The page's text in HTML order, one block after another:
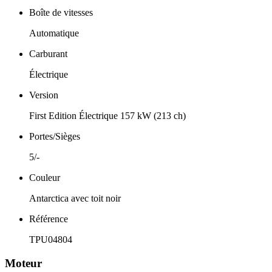
Boîte de vitesses
Automatique
Carburant
Électrique
Version
First Edition Électrique 157 kW (213 ch)
Portes/Sièges
5/-
Couleur
Antarctica avec toit noir
Référence
TPU04804
Moteur